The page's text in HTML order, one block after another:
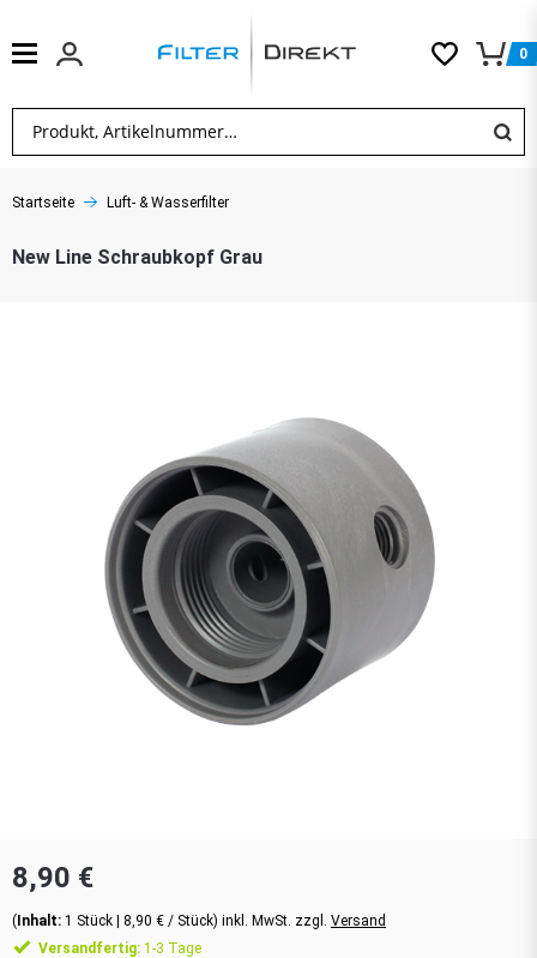
0
Startseite Luft- & Wasserfilter
New Line Schraubkopf Grau
8,90 €
(Inhalt: 1 Stück | 8,90 € / Stück) inkl. MwSt. zzgl. Versand
Versandfertig: 1-3 Tage